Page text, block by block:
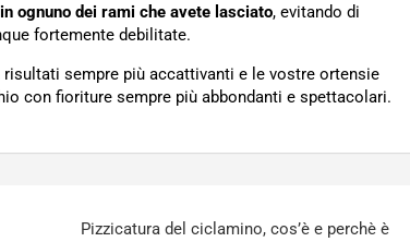
ognuno dei rami che avete lasciato, evitando di
fortemente debilitate.
sempre più accattivanti e le vostre ortensie
con fioriture sempre più abbondanti e spettacolari.
Pizzicatura del ciclamino, cos’è e perchè è